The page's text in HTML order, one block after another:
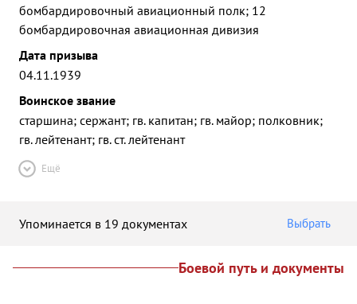
бомбардировочный авиационный полк; 12
бомбардировочная авиационная дивизия
Дата призыва
04.11.1939
Воинское звание
старшина; сержант; гв. капитан; гв. майор; полковник;
гв. лейтенант; гв. ст. лейтенант
Ещё
Упоминается в 19 документах Выбрать
Боевой путь и документы